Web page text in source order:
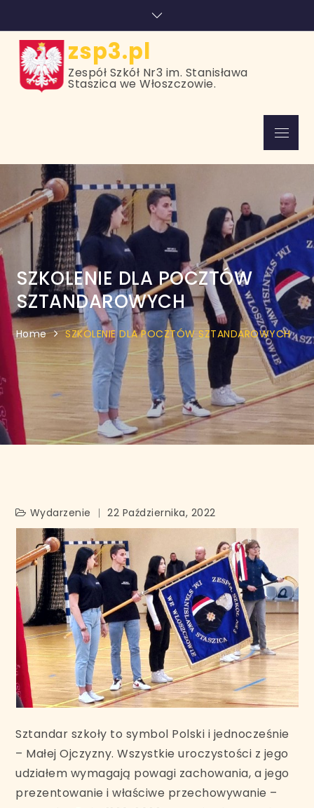
content
zsp3.pl
Zespół Szkół Nr3 im. Stanisława
Staszica we Włoszczowie.
Menu
SZKOLENIE DLA POCZTÓW
SZTANDAROWYCH
Home SZKOLENIE DLA POCZTÓW SZTANDAROWYCH
Wydarzenie 22 Października, 2022
Sztandar szkoły to symbol Polski i jednocześnie
– Małej Ojczyzny. Wszystkie uroczystości z jego
udziałem wymagają powagi zachowania, a jego
prezentowanie i właściwe przechowywanie –